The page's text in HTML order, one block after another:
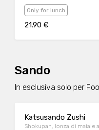
Only for lunch
21.90 €
Sando
In esclusiva solo per
Katsusando Zushi
Shokupan, lonza di maiale